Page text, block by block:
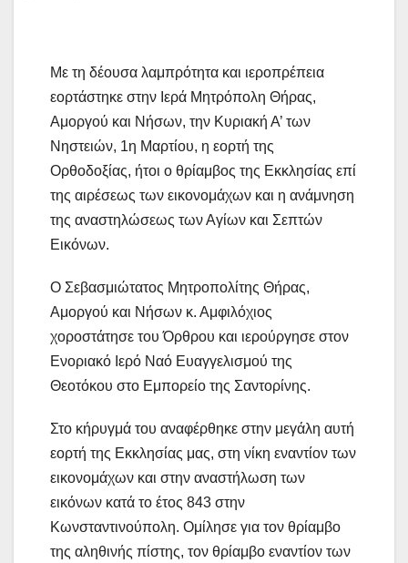
Με τη δέουσα λαμπρότητα και ιεροπρέπεια
εορτάστηκε στην Ιερά Μητρόπολη Θήρας,
Αμοργού και Νήσων, την Κυριακή Α’ των
Νηστειών, 1η Μαρτίου, η εορτή της
Ορθοδοξίας, ήτοι ο θρίαμβος της Εκκλησίας επί
της αιρέσεως των εικονομάχων και η ανάμνηση
της αναστηλώσεως των Αγίων και Σεπτών
Εικόνων.
Ο Σεβασμιώτατος Μητροπολίτης Θήρας,
Αμοργού και Νήσων κ. Αμφιλόχιος
χοροστάτησε του Όρθρου και ιερούργησε στον
Ενοριακό Ιερό Ναό Ευαγγελισμού της
Θεοτόκου στο Εμπορείο της Σαντορίνης.
Στο κήρυγμά του αναφέρθηκε στην μεγάλη αυτή
εορτή της Εκκλησίας μας, στη νίκη εναντίον των
εικονομάχων και στην αναστήλωση των
εικόνων κατά το έτος 843 στην
Κωνσταντινούπολη. Ομίλησε για τον θρίαμβο
της αληθινής πίστης, τον θρίαμβο εναντίον των